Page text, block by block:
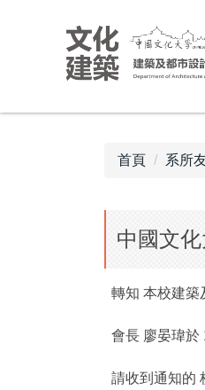
首頁 系所
中國文
轉知 本校建築
會長 廖晏瑋於
請收到通知的